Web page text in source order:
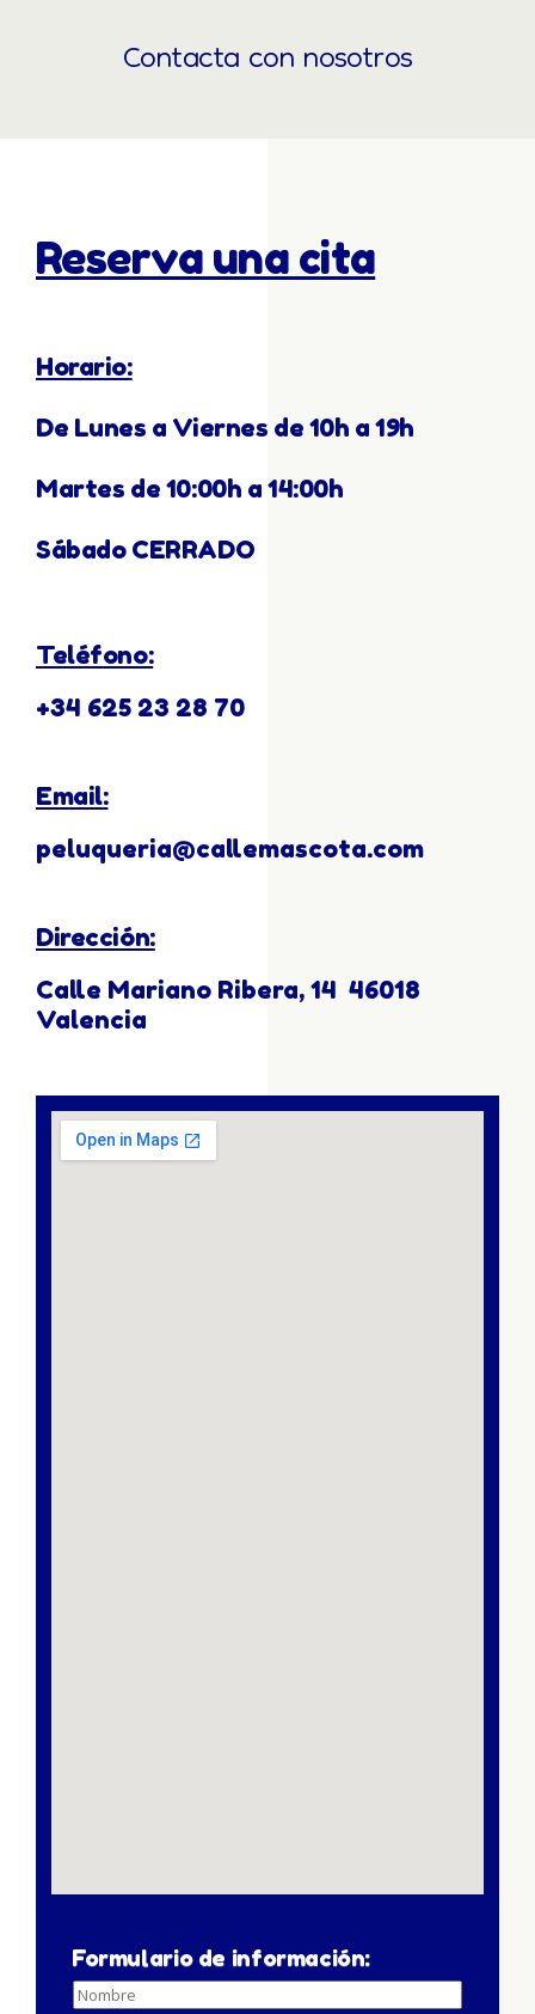
Contacta con nosotros
Reserva una cita
Horario:
De Lunes a Viernes de 10h a 19h
Martes de 10:00h a 14:00h
Sábado CERRADO
Teléfono:
+34 625 23 28 70
Email:
peluqueria@callemascota.com
Dirección:
Calle Mariano Ribera, 14 46018
Valencia
Formulario de información: